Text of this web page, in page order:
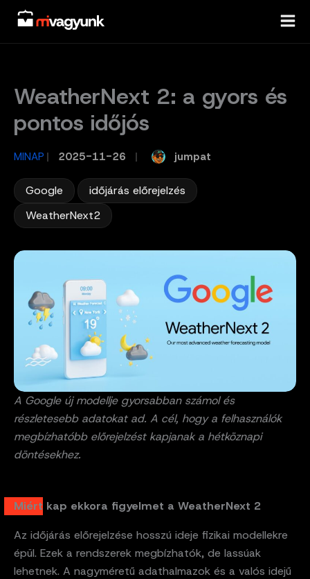
Skip
content
WeatherNext 2: a gyors és
pontos időjós
MINAP / 2025-11-26 jumpat
Google időjárás előrejelzés
WeatherNext2
A Google új modellje gyorsabban számol és
részletesebb adatokat ad. A cél, hogy a felhasználók
megbízhatóbb előrejelzést kapjanak a hétköznapi
döntésekhez.
Miért kap ekkora figyelmet a WeatherNext 2
Az időjárás előrejelzése hosszú ideje fizikai modellekre
épül. Ezek a rendszerek megbízhatók, de lassúak
lehetnek. A nagyméretű adathalmazok és a valós idejű